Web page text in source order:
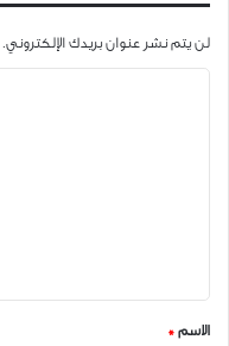
لن يتم نشر عنوان بريدك الإلكتروني.
ق
*الاسم *